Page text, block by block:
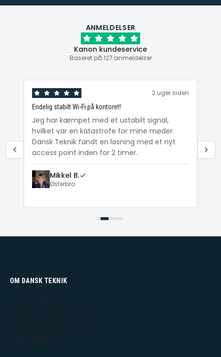
ANMELDELSER
Kanon kundeservice
Baseret på 127 anmeldelser
Wi-Fi på kontoret!
kæmpet med et ustabilt signal,
en katastrofe for mine møder.
fandt en løsning med et nyt
inden for 2 timer.
Dansk Teknik
Wi-Fi og printer,
med i ugevis. Nu
Bente K.
OM DANSK TEKNIK